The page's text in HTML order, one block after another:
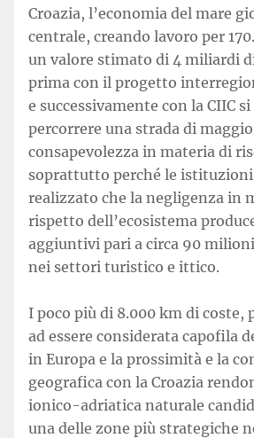
Croazia, l’economia del mare
centrale, creando lavoro per
un valore stimato di 4 miliardi
prima con il progetto
e successivamente con la CIIC
percorrere una strada di
consapevolezza in materia di
soprattutto perché le
realizzato che la negligenza in
rispetto dell’ecosistema
aggiuntivi pari a circa 90
nei settori turistico e ittico.
I poco più di 8.000 km di coste,
ad essere considerata capofila
in Europa e la prossimità e la
geografica con la Croazia
ionico-adriatica naturale
una delle zone più strategiche